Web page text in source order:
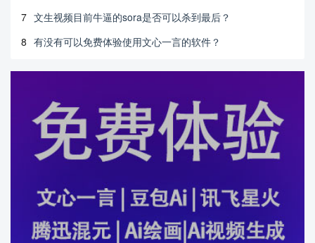
7 文生视频目前牛逼的sora是否可以杀到最后？
8 有没有可以免费体验使用文心一言的软件？